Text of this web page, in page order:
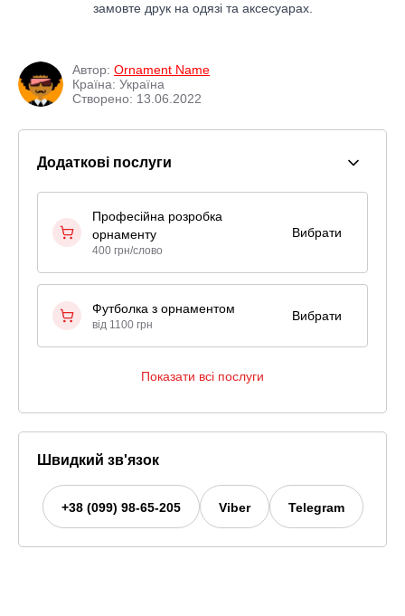
замовте друк на одязі та аксесуарах.
Автор: Ornament Name
Країна: Україна
Створено: 13.06.2022
Додаткові послуги
Професійна розробка
орнаменту
400 грн/слово
Вибрати
Футболка з орнаментом
від 1100 грн
Вибрати
Показати всі послуги
Швидкий зв'язок
+38 (099) 98-65-205 Viber Telegram